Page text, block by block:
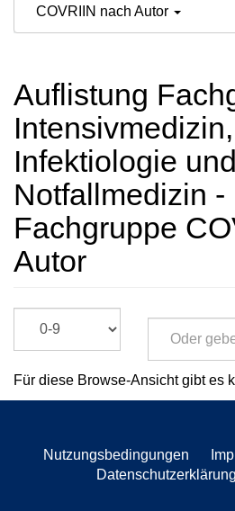
COVRIIN nach Autor
Auflistung
Intensivmedizin,
Infektiologie und
Notfallmedizin -
Fachgruppe
Autor
Für diese Browse-Ansicht gibt es
Nutzungsbedingungen
Datenschutzerklärung